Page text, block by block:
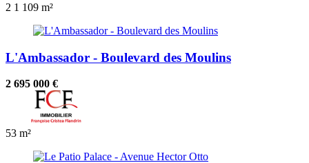
2 1 109 m²
L'Ambassador - Boulevard des Moulins
2 695 000 €
53 m²